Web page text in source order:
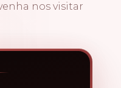
nos visitar